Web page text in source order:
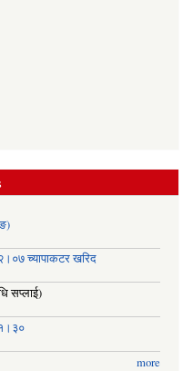
च्यापाकटर खरिद
सप्लाई)
more